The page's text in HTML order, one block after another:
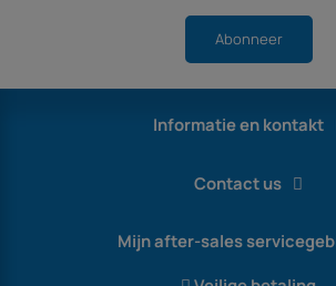
Abonneer
Informatie en kontakt
Contact us
Mijn after-sales